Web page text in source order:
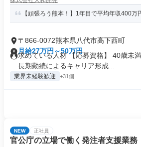
【頑張ろう熊本！】1年目で平均年収400万
〒866-0072熊本県八代市高下西町
月給27万円～50万円
求めている人材 【応募資格】 40歳未
長期勤続によるキャリア形成...
業界未経験歓迎 +31個
NEW 正社員
官公庁の立場で働く発注者支援業務